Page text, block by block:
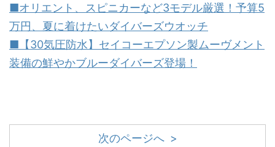
■オリエント、スピニカーなど3モデル厳選！予算5
万円、夏に着けたいダイバーズウオッチ
■【30気圧防水】セイコーエプソン製ムーヴメント
装備の鮮やかブルーダイバーズ登場！
次のページへ >